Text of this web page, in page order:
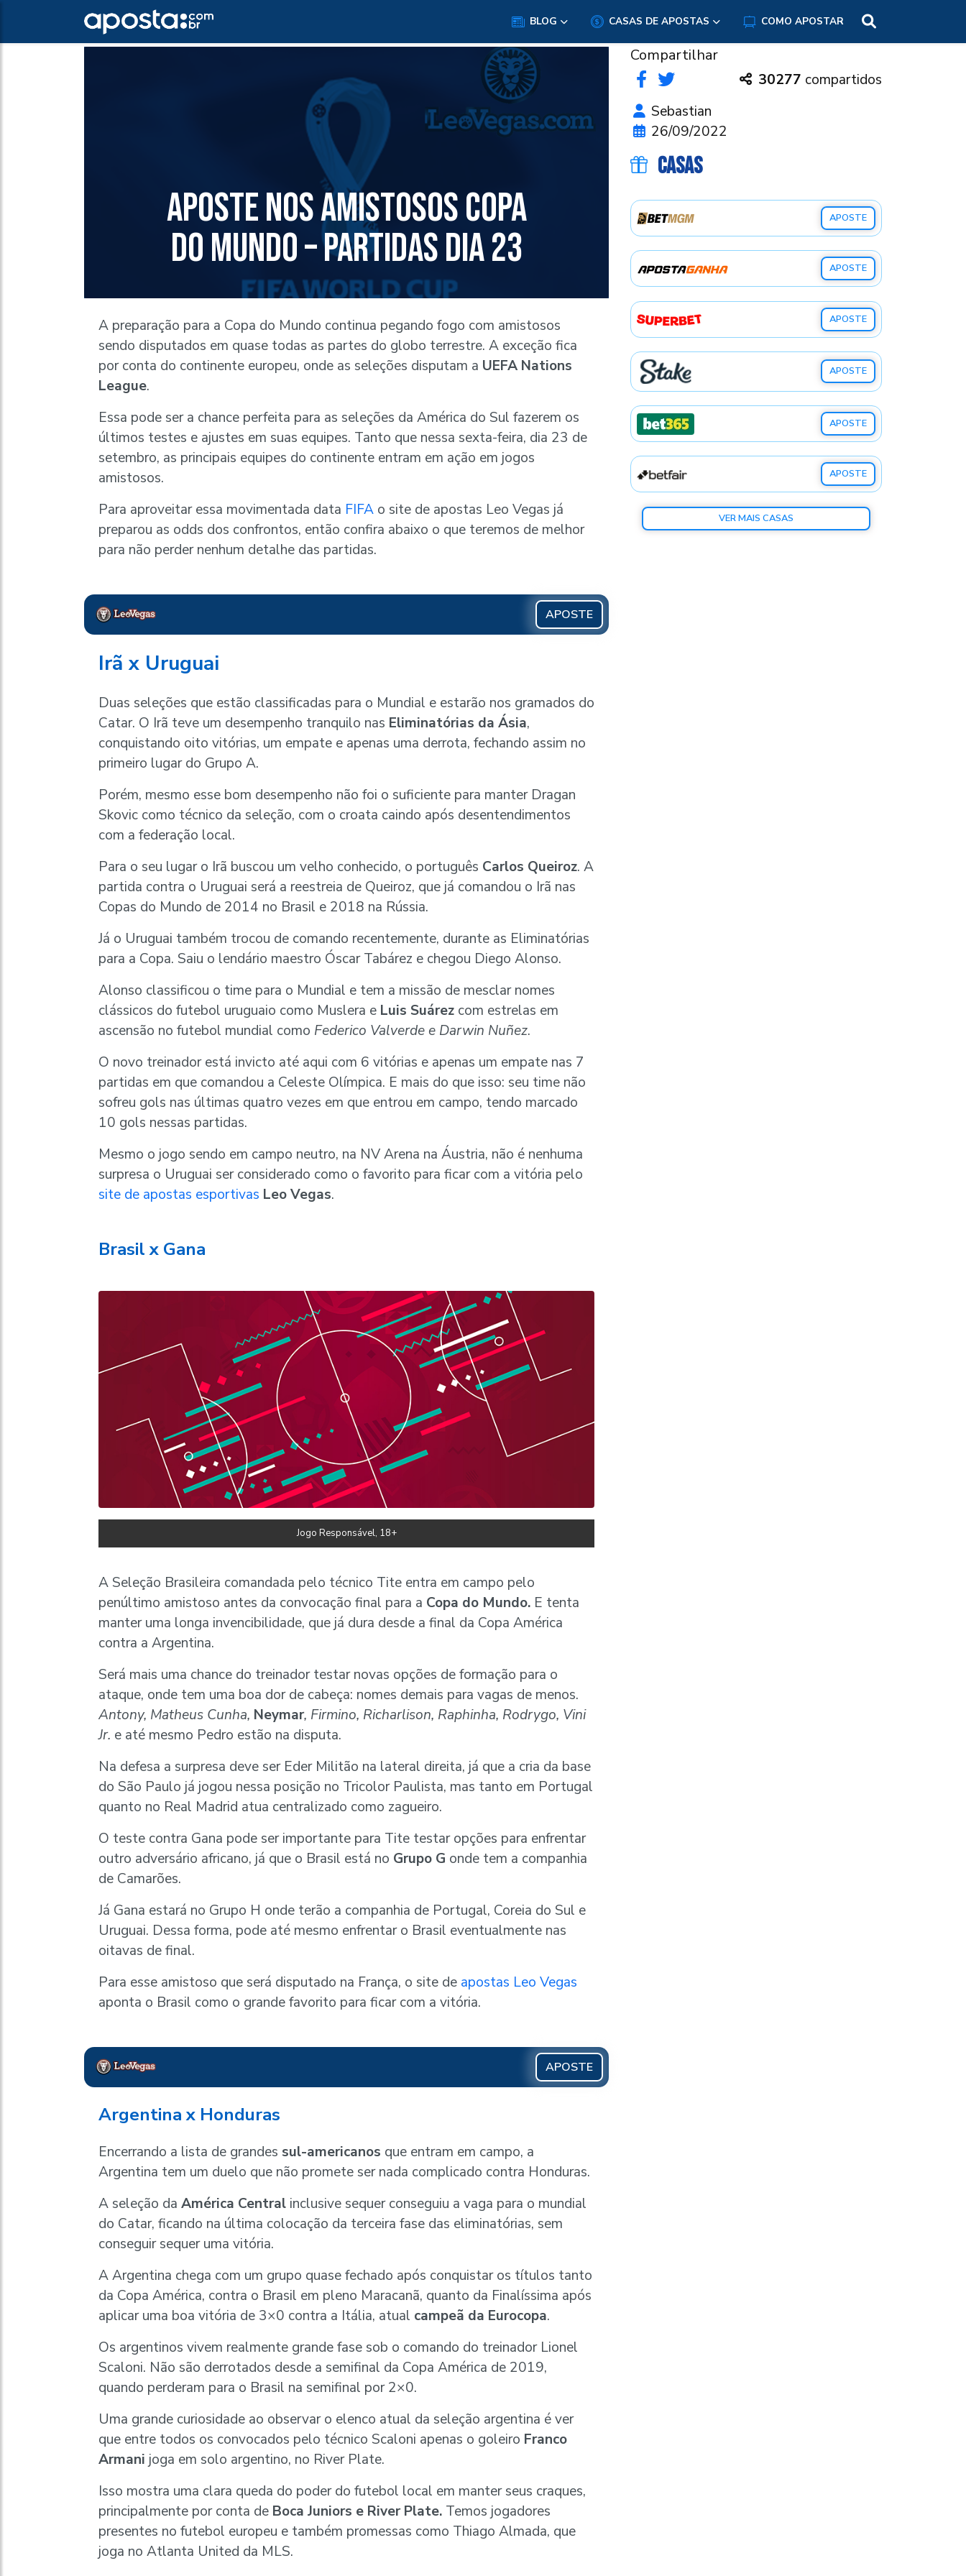
BLOG CASAS DE APOSTAS COMO APOSTAR
APOSTE NOS AMISTOSOS COPA
DO MUNDO – PARTIDAS DIA 23
A preparação para a Copa do Mundo continua pegando fogo com amistosos
sendo disputados em quase todas as partes do globo terrestre. A exceção fica
por conta do continente europeu, onde as seleções disputam a UEFA Nations
League.
Essa pode ser a chance perfeita para as seleções da América do Sul fazerem os
últimos testes e ajustes em suas equipes. Tanto que nessa sexta-feira, dia 23 de
setembro, as principais equipes do continente entram em ação em jogos
amistosos.
Para aproveitar essa movimentada data FIFA o site de apostas Leo Vegas já
preparou as odds dos confrontos, então confira abaixo o que teremos de melhor
para não perder nenhum detalhe das partidas.
APOSTE
Irã x Uruguai
Duas seleções que estão classificadas para o Mundial e estarão nos gramados do
Catar. O Irã teve um desempenho tranquilo nas Eliminatórias da Ásia,
conquistando oito vitórias, um empate e apenas uma derrota, fechando assim no
primeiro lugar do Grupo A.
Porém, mesmo esse bom desempenho não foi o suficiente para manter Dragan
Skovic como técnico da seleção, com o croata caindo após desentendimentos
com a federação local.
Para o seu lugar o Irã buscou um velho conhecido, o português Carlos Queiroz. A
partida contra o Uruguai será a reestreia de Queiroz, que já comandou o Irã nas
Copas do Mundo de 2014 no Brasil e 2018 na Rússia.
Já o Uruguai também trocou de comando recentemente, durante as Eliminatórias
para a Copa. Saiu o lendário maestro Óscar Tabárez e chegou Diego Alonso.
Alonso classificou o time para o Mundial e tem a missão de mesclar nomes
clássicos do futebol uruguaio como Muslera e Luis Suárez com estrelas em
ascensão no futebol mundial como Federico Valverde e Darwin Nuñez.
O novo treinador está invicto até aqui com 6 vitórias e apenas um empate nas 7
partidas em que comandou a Celeste Olímpica. E mais do que isso: seu time não
sofreu gols nas últimas quatro vezes em que entrou em campo, tendo marcado
10 gols nessas partidas.
Mesmo o jogo sendo em campo neutro, na NV Arena na Áustria, não é nenhuma
surpresa o Uruguai ser considerado como o favorito para ficar com a vitória pelo
site de apostas esportivas Leo Vegas.
Brasil x Gana
Jogo Responsável, 18+
A Seleção Brasileira comandada pelo técnico Tite entra em campo pelo
penúltimo amistoso antes da convocação final para a Copa do Mundo. E tenta
manter uma longa invencibilidade, que já dura desde a final da Copa América
contra a Argentina.
Será mais uma chance do treinador testar novas opções de formação para o
ataque, onde tem uma boa dor de cabeça: nomes demais para vagas de menos.
Antony, Matheus Cunha, Neymar, Firmino, Richarlison, Raphinha, Rodrygo, Vini
Jr. e até mesmo Pedro estão na disputa.
Na defesa a surpresa deve ser Eder Militão na lateral direita, já que a cria da base
do São Paulo já jogou nessa posição no Tricolor Paulista, mas tanto em Portugal
quanto no Real Madrid atua centralizado como zagueiro.
O teste contra Gana pode ser importante para Tite testar opções para enfrentar
outro adversário africano, já que o Brasil está no Grupo G onde tem a companhia
de Camarões.
Já Gana estará no Grupo H onde terão a companhia de Portugal, Coreia do Sul e
Uruguai. Dessa forma, pode até mesmo enfrentar o Brasil eventualmente nas
oitavas de final.
Para esse amistoso que será disputado na França, o site de apostas Leo Vegas
aponta o Brasil como o grande favorito para ficar com a vitória.
APOSTE
Argentina x Honduras
Encerrando a lista de grandes sul-americanos que entram em campo, a
Argentina tem um duelo que não promete ser nada complicado contra Honduras.
A seleção da América Central inclusive sequer conseguiu a vaga para o mundial
do Catar, ficando na última colocação da terceira fase das eliminatórias, sem
conseguir sequer uma vitória.
A Argentina chega com um grupo quase fechado após conquistar os títulos tanto
da Copa América, contra o Brasil em pleno Maracanã, quanto da Finalíssima após
aplicar uma boa vitória de 3×0 contra a Itália, atual campeã da Eurocopa.
Os argentinos vivem realmente grande fase sob o comando do treinador Lionel
Scaloni. Não são derrotados desde a semifinal da Copa América de 2019,
quando perderam para o Brasil na semifinal por 2×0.
Uma grande curiosidade ao observar o elenco atual da seleção argentina é ver
que entre todos os convocados pelo técnico Scaloni apenas o goleiro Franco
Armani joga em solo argentino, no River Plate.
Isso mostra uma clara queda do poder do futebol local em manter seus craques,
principalmente por conta de Boca Juniors e River Plate. Temos jogadores
presentes no futebol europeu e também promessas como Thiago Almada, que
joga no Atlanta United da MLS.
Compartilhar
30277 compartidos
Sebastian
26/09/2022
CASAS
APOSTE
APOSTE
APOSTE
APOSTE
APOSTE
APOSTE
VER MAIS CASAS